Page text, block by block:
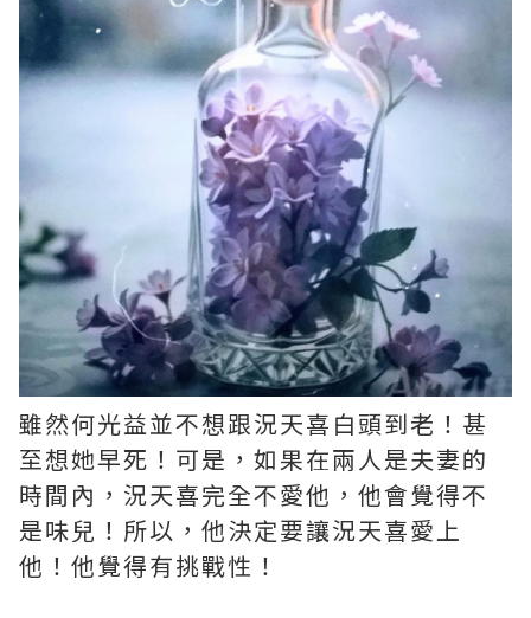
雖然何光益並不想跟況天喜白頭到老！甚
至想她早死！可是，如果在兩人是夫妻的
時間內，況天喜完全不愛他，他會覺得不
是味兒！所以，他決定要讓況天喜愛上
他！他覺得有挑戰性！